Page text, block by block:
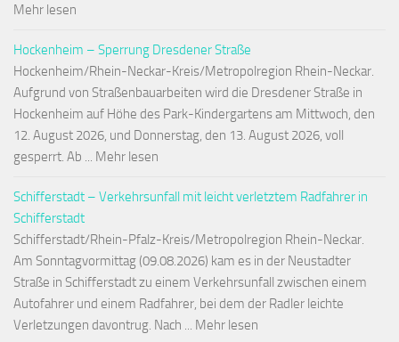
Mehr lesen
Hockenheim – Sperrung Dresdener Straße
Hockenheim/Rhein-Neckar-Kreis/Metropolregion Rhein-Neckar.
Aufgrund von Straßenbauarbeiten wird die Dresdener Straße in
Hockenheim auf Höhe des Park-Kindergartens am Mittwoch, den
12. August 2026, und Donnerstag, den 13. August 2026, voll
gesperrt. Ab ... Mehr lesen
Schifferstadt – Verkehrsunfall mit leicht verletztem Radfahrer in
Schifferstadt
Schifferstadt/Rhein-Pfalz-Kreis/Metropolregion Rhein-Neckar.
Am Sonntagvormittag (09.08.2026) kam es in der Neustadter
Straße in Schifferstadt zu einem Verkehrsunfall zwischen einem
Autofahrer und einem Radfahrer, bei dem der Radler leichte
Verletzungen davontrug. Nach ... Mehr lesen